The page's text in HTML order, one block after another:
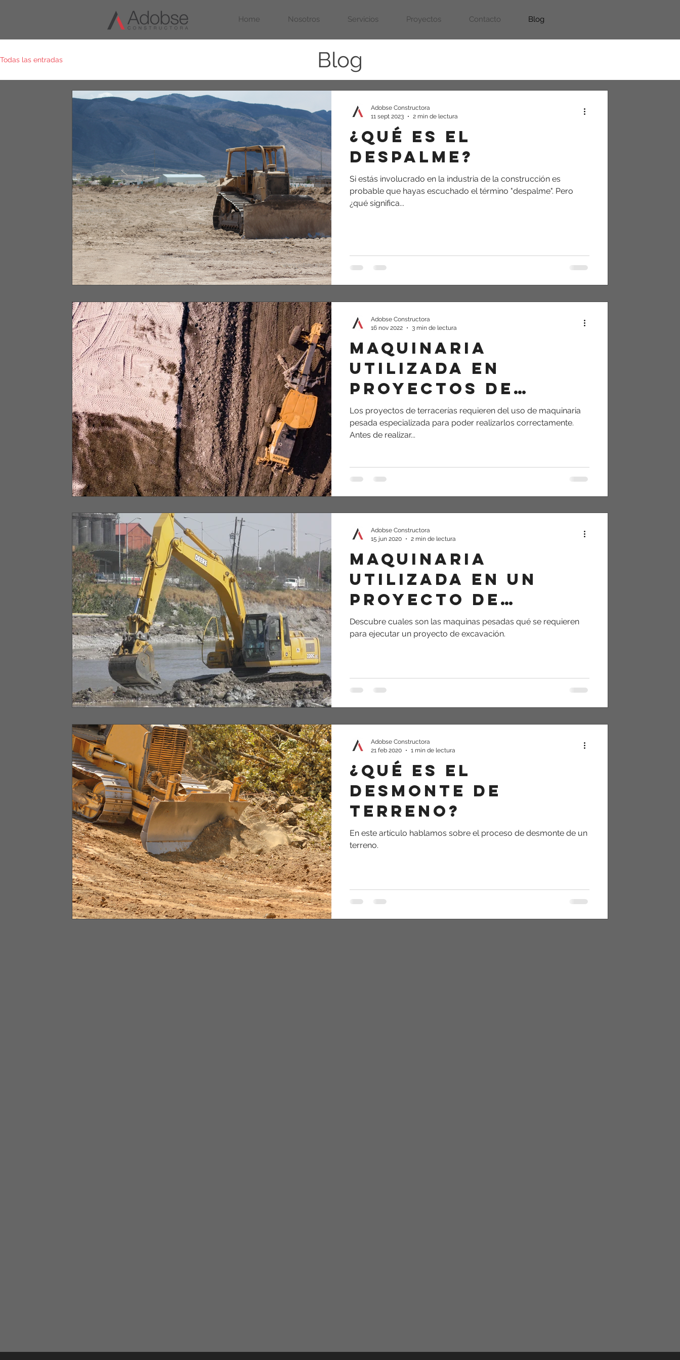
Home Nosotros Servicios Proyectos Contacto Blog
Todas las entradas Terracerías
¿Qué es el
Despalme?
Si estás involucrado en la industria de la construcción es
probable que hayas escuchado el término "despalme". Pero
¿qué significa...
Adobse Constructora
11 sept 2023
2 min de lectura
Maquinaria
utilizada en
proyectos de
terracerías
Los proyectos de terracerías requieren del uso de maquinaria
pesada especializada para poder realizarlos correctamente.
Antes de realizar...
Adobse Constructora
16 nov 2022
3 min de lectura
Maquinaria
utilizada en un
proyecto de
excavación
Descubre cuales son las maquinas pesadas qué se requieren
para ejecutar un proyecto de excavación.
Adobse Constructora
15 jun 2020
2 min de lectura
¿Qué es el
Desmonte de
terreno?
En este artículo hablamos sobre el proceso de desmonte de un
terreno.
Adobse Constructora
21 feb 2020
1 min de lectura
Blog